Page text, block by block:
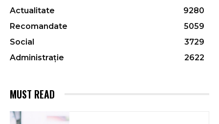
Actualitate
9280
Recomandate
5059
Social
3729
Administrație
2622
MUST READ